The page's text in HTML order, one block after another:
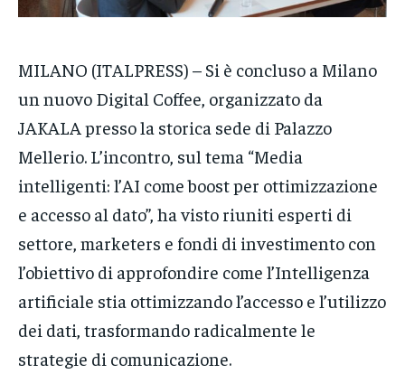
POLITICA
SPORT
GRUPPO
POLITICA
GRUPPO
POLITICA
GRUPPO
MILANO (ITALPRESS) – Si è concluso a Milano
un nuovo Digital Coffee, organizzato da
JAKALA presso la storica sede di Palazzo
Mellerio. L’incontro, sul tema “Media
intelligenti: l’AI come boost per ottimizzazione
e accesso al dato”, ha visto riuniti esperti di
settore, marketers e fondi di investimento con
l’obiettivo di approfondire come l’Intelligenza
artificiale stia ottimizzando l’accesso e l’utilizzo
dei dati, trasformando radicalmente le
strategie di comunicazione.